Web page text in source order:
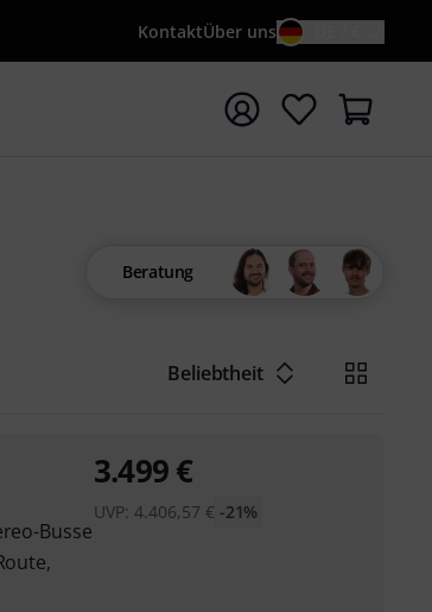
KontaktÜber uns
{searchTerm} starten
Beratung
Beliebtheit
Busse
3.499€
UVP:4.406,57 € -21%